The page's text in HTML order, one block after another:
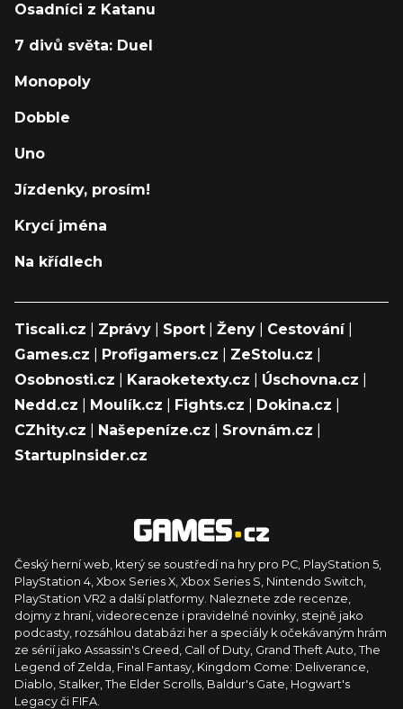
Osadníci z Katanu
7 divů světa: Duel
Monopoly
Dobble
Uno
Jízdenky, prosím!
Krycí jména
Na křídlech
Tiscali.cz Zprávy Sport Ženy Cestování|
Games.cz
Profigamers.cz ZeStolu.cz
Osobnosti.cz
Karaoketexty.cz Úschovna.cz
Nedd.cz
Moulík.cz Fights.cz Dokina.cz
CZhity.cz
Našepeníze.cz Srovnám.cz
StartupInsider.cz
Český herní web, který se soustředí na hry pro PC, PlayStation 5,
PlayStation 4, Xbox Series X, Xbox Series S, Nintendo Switch,
PlayStation VR2 a další platformy. Naleznete zde recenze,
dojmy z hraní, videorecenze i pravidelné novinky, stejně jako
podcasty, rozsáhlou databázi her a speciály k očekávaným hrám
ze sérií jako Assassin's Creed, Call of Duty, Grand Theft Auto, The
Legend of Zelda, Final Fantasy, Kingdom Come: Deliverance,
Diablo, Stalker, The Elder Scrolls, Baldur's Gate, Hogwart's
Legacy či FIFA.